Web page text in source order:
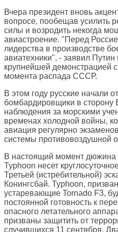
Вчера президент вновь
вопросе, пообещав усилить
силы и возродить некогда
авиастроение. "Перед
лидерства в производстве
авиатехники", - заявил
крупнейшей демонстрацией
момента распада СССР.
В этом году русские начали
бомбардировщики в сторону
наблюдения за морскими
временах холодной войны,
авиация регулярно
системы противовоздушной
В настоящий момент дюжина
Typhoon несет
Третьей (истребительной)
Конингсбай. Typhoon,
устаревающие Tornado F3,
постоянной готовность к
опасного летательного
призваны защитить от
случившихся 11 сентября.